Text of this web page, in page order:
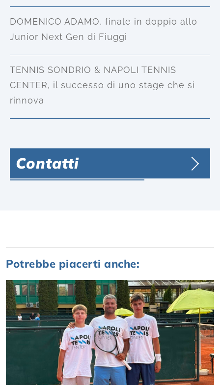
DOMENICO ADAMO, finale in doppio allo
Junior Next Gen di Fiuggi
TENNIS SONDRIO & NAPOLI TENNIS
CENTER, il successo di uno stage che si
rinnova
Contatti
Potrebbe piacerti anche: